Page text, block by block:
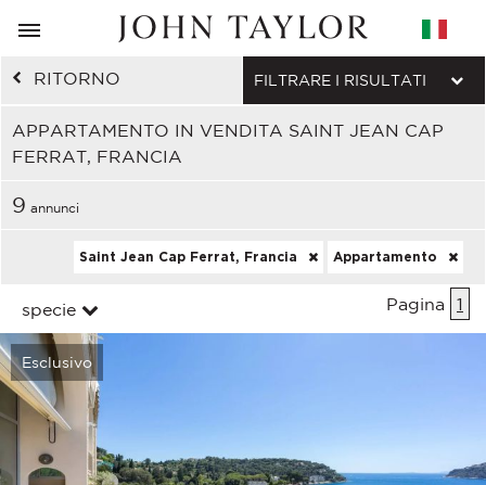
RITORNO
APPARTAMENTO IN VENDITA SAINT JEAN CAP
FERRAT, FRANCIA
FILTRARE I RISULTATI
9 annunci
Saint Jean Cap Ferrat, Francia Appartamento
specie Pagina 1
Esclusivo